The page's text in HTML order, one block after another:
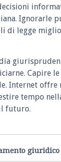
Ignorarle
di legge
Capire
Internet
tempo
futuro.
giuridico